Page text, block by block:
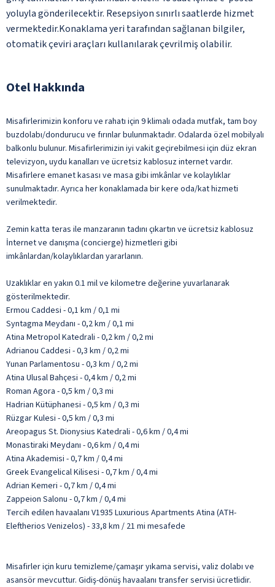
yoluyla gönderilecektir. Resepsiyon sınırlı saatlerde hizmet
vermektedir.Konaklama yeri tarafından sağlanan bilgiler,
otomatik çeviri araçları kullanılarak çevrilmiş olabilir.
Otel Hakkında
Misafirlerimizin konforu ve rahatı için 9 klimalı odada mutfak, tam boy
buzdolabı/dondurucu ve fırınlar bulunmaktadır. Odalarda özel mobilyalı
balkonlu bulunur. Misafirlerimizin iyi vakit geçirebilmesi için düz ekran
televizyon, uydu kanalları ve ücretsiz kablosuz internet vardır.
Misafirlere emanet kasası ve masa gibi imkânlar ve kolaylıklar
sunulmaktadır. Ayrıca her konaklamada bir kere oda/kat hizmeti
verilmektedir.
Zemin katta teras ile manzaranın tadını çıkartın ve ücretsiz kablosuz
İnternet ve danışma (concierge) hizmetleri gibi
imkânlardan/kolaylıklardan yararlanın.
Uzaklıklar en yakın 0.1 mil ve kilometre değerine yuvarlanarak
gösterilmektedir.
Ermou Caddesi - 0,1 km / 0,1 mi
Syntagma Meydanı - 0,2 km / 0,1 mi
Atina Metropol Katedrali - 0,2 km / 0,2 mi
Adrianou Caddesi - 0,3 km / 0,2 mi
Yunan Parlamentosu - 0,3 km / 0,2 mi
Atina Ulusal Bahçesi - 0,4 km / 0,2 mi
Roman Agora - 0,5 km / 0,3 mi
Hadrian Kütüphanesi - 0,5 km / 0,3 mi
Rüzgar Kulesi - 0,5 km / 0,3 mi
Areopagus St. Dionysius Katedrali - 0,6 km / 0,4 mi
Monastiraki Meydanı - 0,6 km / 0,4 mi
Atina Akademisi - 0,7 km / 0,4 mi
Greek Evangelical Kilisesi - 0,7 km / 0,4 mi
Adrian Kemeri - 0,7 km / 0,4 mi
Zappeion Salonu - 0,7 km / 0,4 mi
Tercih edilen havaalanı V1935 Luxurious Apartments Atina (ATH-
Eleftherios Venizelos) - 33,8 km / 21 mi mesafede
Misafirler için kuru temizleme/çamaşır yıkama servisi, valiz dolabı ve
asansör mevcuttur. Gidiş-dönüş havaalanı transfer servisi ücretlidir.